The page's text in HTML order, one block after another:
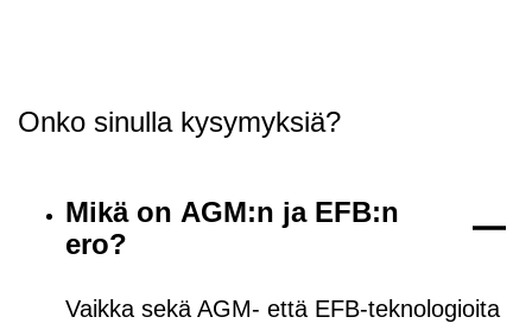
Onko sinulla kysymyksiä?
Mikä on AGM:n ja EFB:n
ero?
Vaikka sekä AGM- että EFB-teknologioita